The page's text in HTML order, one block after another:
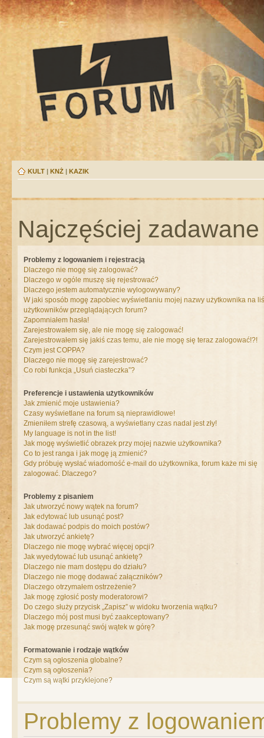
KULT | KNŻ | KAZIK
Najczęściej
Problemy z logowaniem i rejestracją
Dlaczego nie mogę się zalogować?
Dlaczego w ogóle muszę się rejestrować?
Dlaczego jestem automatycznie wylogowywany?
W jaki sposób mogę zapobiec wyświetlaniu mojej nazwy użytkownika na
użytkowników przeglądających forum?
Zapomniałem hasła!
Zarejestrowałem się, ale nie mogę się zalogować!
Zarejestrowałem się jakiś czas temu, ale nie mogę się teraz zalogować!?!
Czym jest COPPA?
Dlaczego nie mogę się zarejestrować?
Co robi funkcja „Usuń ciasteczka”?
Preferencje i ustawienia użytkowników
Jak zmienić moje ustawienia?
Czasy wyświetlane na forum są nieprawidłowe!
Zmieniłem strefę czasową, a wyświetlany czas nadal jest zły!
My language is not in the list!
Jak mogę wyświetlić obrazek przy mojej nazwie użytkownika?
Co to jest ranga i jak mogę ją zmienić?
Gdy próbuję wysłać wiadomość e-mail do użytkownika, forum każe mi się
zalogować. Dlaczego?
Problemy z pisaniem
Jak utworzyć nowy wątek na forum?
Jak edytować lub usunąć post?
Jak dodawać podpis do moich postów?
Jak utworzyć ankietę?
Dlaczego nie mogę wybrać więcej opcji?
Jak wyedytować lub usunąć ankietę?
Dlaczego nie mam dostępu do działu?
Dlaczego nie mogę dodawać załączników?
Dlaczego otrzymałem ostrzeżenie?
Jak mogę zgłosić posty moderatorowi?
Do czego służy przycisk „Zapisz” w widoku tworzenia wątku?
Dlaczego mój post musi być zaakceptowany?
Jak mogę przesunąć swój wątek w górę?
Formatowanie i rodzaje wątków
Czym są ogłoszenia globalne?
Czym są ogłoszenia?
Czym są wątki przyklejone?
Problemy z